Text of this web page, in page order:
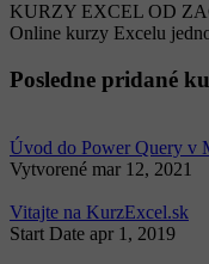
KURZY EXCEL OD
Online kurzy Excelu
Posledne pridané
Úvod do Power Query v
Vytvorené mar 12, 2021
Vitajte na KurzExcel.sk
Start Date apr 1, 2019